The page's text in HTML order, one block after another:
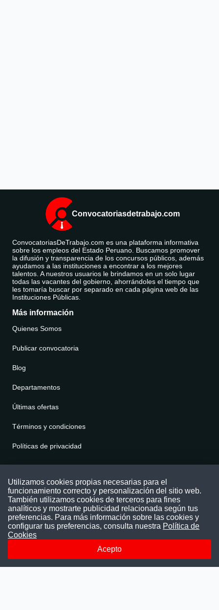
Convocatoriasdetrabajo.com
ConvocatoriasDeTrabajo.com es una plataforma informativa
sobre los empleos del Estado Peruano. Buscamos promover
la difusión y transparencia de los concursos públicos, además
ayudamos a las instituciones a encontrar a los mejores
talentos. A nuestros usuarios le brindamos en un solo lugar
todas las vacantes del gobierno, ahorrándoles el tiempo que
les tomaría buscar por separado en cada página web de las
Instituciones Públicas.
Más información
Quienes Somos
Publicar convocatoria
Blog
Departamentos
Últimas ofertas
Términos y condiciones
Políticas de privacidad
Puede comunicarse con nosotros a través
nuestras redes sociales o del correo:
contacto@convocatoriasdetrabajo.com
Siguenos en:
Utilizamos cookies propias necesarias para el
funcionamiento correcto y personalización del sitio web.
También utilizamos cookies de terceros para fines
analíticos y mostrarte publicidad relacionada según tus
preferencias. Para más información sobre las cookies y
configurar tus preferencias, consulta nuestra Política de
Cookies
Acepto